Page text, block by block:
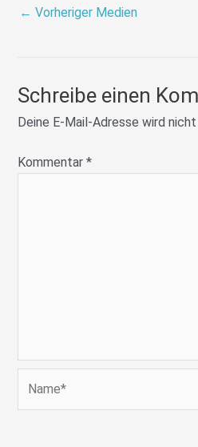
← Vorheriger Medien
Schreibe einen
Deine E-Mail-Adresse wird
Kommentar *